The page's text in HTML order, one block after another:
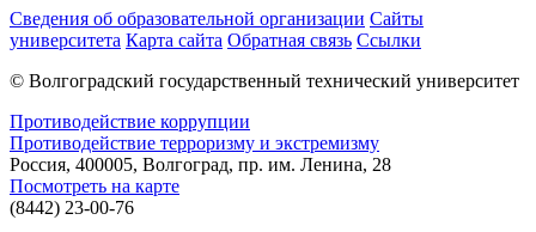
Сведения об образовательной организации Сайты
университета Карта сайта Обратная связь Ссылки
© Волгоградский государственный технический университет
Противодействие коррупции
Противодействие терроризму и экстремизму
Россия, 400005, Волгоград, пр. им. Ленина, 28
Посмотреть на карте
(8442) 23-00-76